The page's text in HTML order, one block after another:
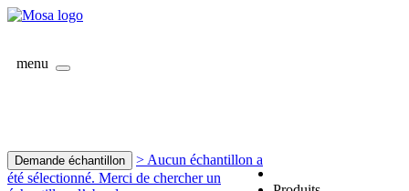
menu
Demande échantillon
> Aucun échantillon a
été sélectionné. Merci de chercher un